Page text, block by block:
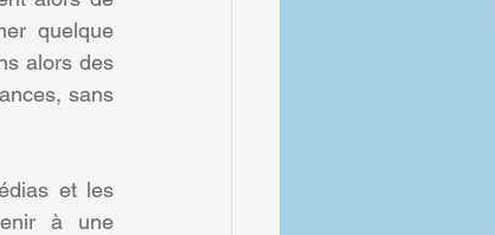
quelque
alors des
sans
et les
à une